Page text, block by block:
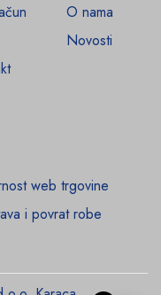
O nama
Novosti
web trgovine
i povrat robe